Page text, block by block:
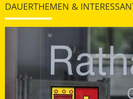
DAUERTHEMEN &